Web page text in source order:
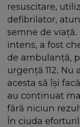
resuscitare,
defibrilator,
semne de viață.
intens, a fost
de ambulanță,
urgență 112.
acesta să își
au continuat
fără niciun
În ciuda